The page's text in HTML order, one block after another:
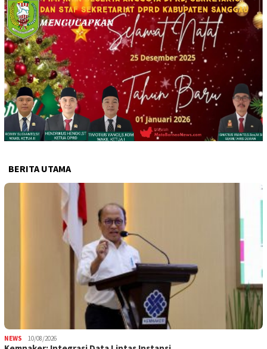
BERITA UTAMA
NEWS 10/08/2026